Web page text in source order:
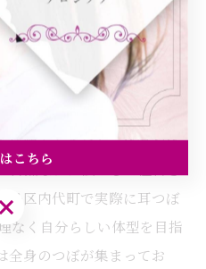
整う新しい自分
る理由を解説
に頼ることなく、体質や体
自然なケア法として注目さ
島区内代町で実際に耳つぼ
なく自分らしい体型を目指
全身のつぼが集まってお
こちら
こちら